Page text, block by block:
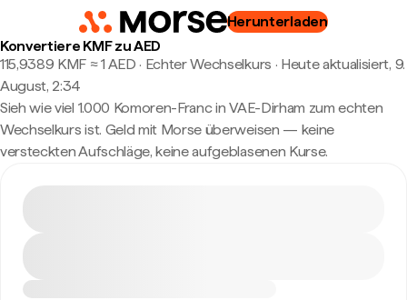
Herunterladen
Konvertiere KMF zu AED
115,9389 KMF ≈ 1 AED · Echter Wechselkurs · Heute aktualisiert, 9.
August, 2:34
Sieh wie viel 1.000 Komoren-Franc in VAE-Dirham zum echten
Wechselkurs ist. Geld mit Morse überweisen — keine
versteckten Aufschläge, keine aufgeblasenen Kurse.